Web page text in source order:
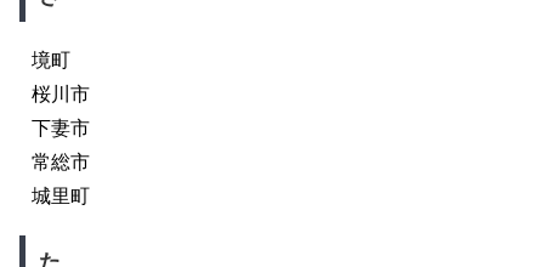
境町
桜川市
下妻市
常総市
城里町
た